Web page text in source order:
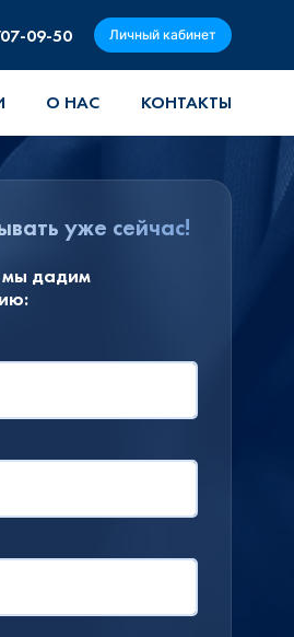
09-50 Личный кабинет
О НАС КОНТАКТЫ
уже сейчас!
мы дадим